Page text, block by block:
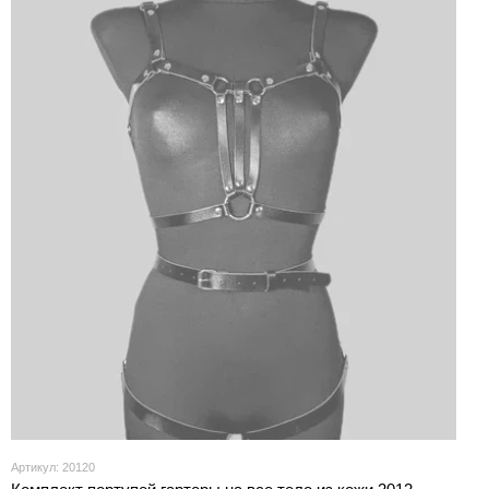
Артикул: 20120